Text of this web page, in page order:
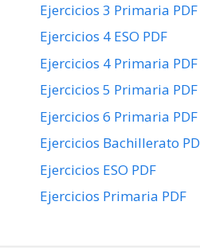
Ejercicios 3 Primaria PDF
Ejercicios 4 ESO PDF
Ejercicios 4 Primaria PDF
Ejercicios 5 Primaria PDF
Ejercicios 6 Primaria PDF
Ejercicios Bachillerato
Ejercicios ESO PDF
Ejercicios Primaria PDF